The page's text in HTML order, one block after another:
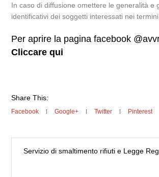
In caso di diffusione omettere le generalità e
identificativi dei soggetti interessati nei termini
Per aprire la pagina facebook
Cliccare qui
Share This:
Facebook Google+ Twitter Pinterest
Servizio di smaltimento rifiuti e Legge